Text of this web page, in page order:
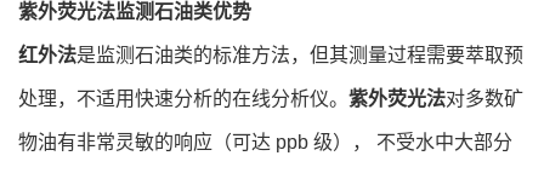
紫外荧光法监测石油类优势
红外法是监测石油类的标准方法，但其测量过程需要萃取预
处理，不适用快速分析的在线分析仪。 紫外荧光法对多数矿
物油有非常灵敏的响应（可达 ppb 级）， 不受水中大部分